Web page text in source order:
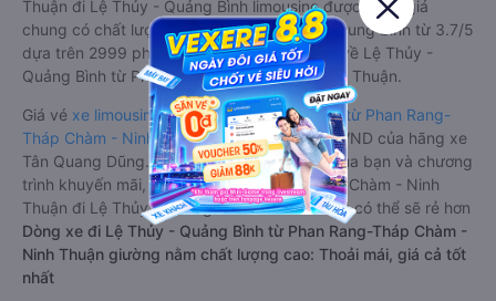
Thuận đi Lệ Thủy - Quảng Bình limousine được đánh giá
chung có chất lượng Tốt với điểm đánh giá trung bình từ 3.7/5
dựa trên 2999 phản hồi của hành khách Xe về Lệ Thủy -
Quảng Bình từ Phan Rang-Tháp Chàm - Ninh Thuận.
Giá vé xe limousine đi Lệ Thủy - Quảng Bình từ Phan Rang-
Tháp Chàm - Ninh Thuậnrẻ nhất là 750000VND của hãng xe
Tân Quang Dũng. Tùy thuộc vào vị trí ngồi của bạn và chương
trình khuyến mãi, giá vé Xe Phan Rang-Tháp Chàm - Ninh
Thuận đi Lệ Thủy - Quảng Bình limousine này có thể sẽ rẻ hơn
Dòng xe đi Lệ Thủy - Quảng Bình từ Phan Rang-Tháp Chàm -
Ninh Thuận giường nằm chất lượng cao: Thoải mái, giá cả tốt
nhất